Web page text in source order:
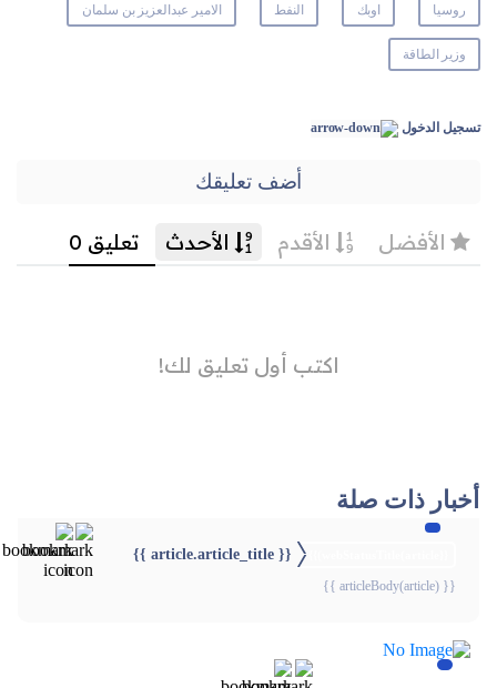
روسيا اوبك النفط الامير عبدالعزيز بن سلمان
وزير الطاقة
تسجيل الدخول
أضف تعليقك
أخبار ذات صلة
{{ article.article_title }}
{{ articleBody(article) }}